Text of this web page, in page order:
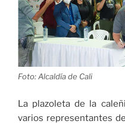
nuevo
Punto
de
Foto: Alcaldía de Cali
La plazoleta de la
varios representantes